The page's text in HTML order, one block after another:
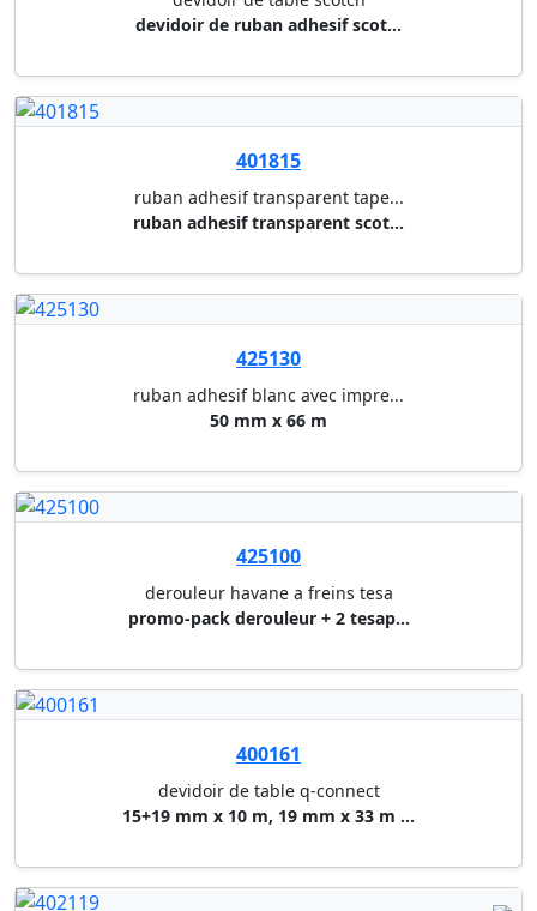
ruban adhesif magic tape tm 81...
16 rouleaux magic tape 19 mm x...
425095
brun 50 mm x 66 m
ruban de signalisation tesa
427135
ruban de signalisation tesa
80 mm x 100 m rouge/blanc pe n...
400146
devidoir de table scotch
devidoir de ruban scotch karim...
400140